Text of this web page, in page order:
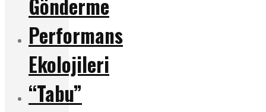
Gönderme
Performans
Ekolojileri
“Tabu”